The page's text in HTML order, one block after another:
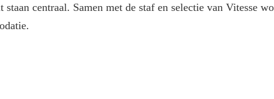
centraal. Samen met de staf en selectie van Vitesse